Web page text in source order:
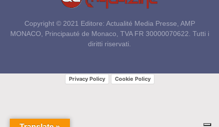
Copyright © 2021 Editore: Actualité Media Presse, AMP
MONACO, Principauté de Monaco, TVA FR 30000070622. Tutti i
diritti riservati.
Privacy Policy Cookie Policy